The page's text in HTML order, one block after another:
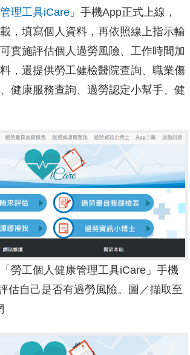
理工具iCare 」手機App正式上線，
，填寫個人資料，再依照線上指示輸
實施評估個人過勞風險、工作時間加
，還提供勞工健檢醫院查詢、職業傷
健康服務查詢、過勞認定小幫手、健
勞工個人健康管理工具iCare」手機
估自己是否有過勞風險。圖／擷取至